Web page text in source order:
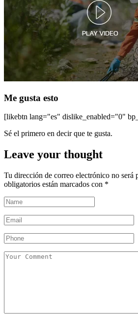
Me gusta esto
[likebtn lang="es" dislike_enabled="0"
Sé el primero en decir que te gusta.
Leave your thought
Tu dirección de correo electrónico no será
obligatorios están marcados con *